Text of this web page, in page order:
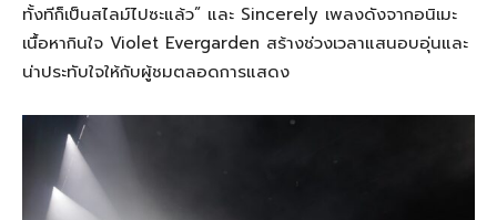
ทั้งทีก็เป็นสไลม์ไปซะแล้ว” และ Sincerely เพลงดังจากอนิเมะ
เนื้อหากินใจ Violet Evergarden สร้างช่วงเวลาแสนอบอุ่นและ
น่าประทับใจให้กับผู้ชมตลอดการแสดง